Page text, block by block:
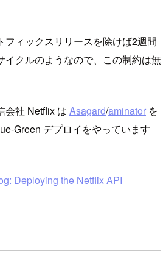
フィックスリリースを除けば2週間
イクルのようなので、この制約は無
会社 Netflix は Asagard/aminator を
Green デプロイをやっています
Deploying the Netflix API